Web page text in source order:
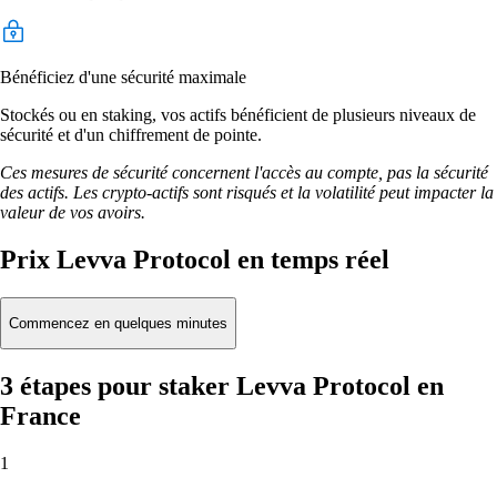
Bénéficiez d'une sécurité maximale
Stockés ou en staking, vos actifs bénéficient de plusieurs niveaux de
sécurité et d'un chiffrement de pointe.
Ces mesures de sécurité concernent l'accès au compte, pas la sécurité
des actifs. Les crypto-actifs sont risqués et la volatilité peut impacter la
valeur de vos avoirs.
Prix Levva Protocol en temps réel
Commencez en quelques minutes
3 étapes pour staker Levva Protocol en
France
1